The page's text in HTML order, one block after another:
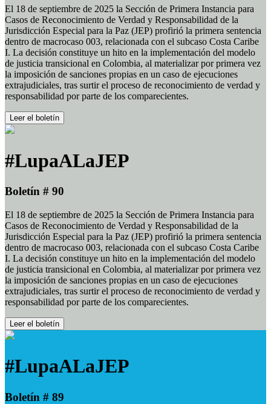
El 18 de septiembre de 2025 la Sección de Primera Instancia para
Casos de Reconocimiento de Verdad y Responsabilidad de la
Jurisdicción Especial para la Paz (JEP) profirió la primera sentencia
dentro de macrocaso 003, relacionada con el subcaso Costa Caribe
I. La decisión constituye un hito en la implementación del modelo
de justicia transicional en Colombia, al materializar por primera vez
la imposición de sanciones propias en un caso de ejecuciones
extrajudiciales, tras surtir el proceso de reconocimiento de verdad y
responsabilidad por parte de los comparecientes.
Leer el boletín
#LupaALaJEP
Boletín # 90
El 18 de septiembre de 2025 la Sección de Primera Instancia para
Casos de Reconocimiento de Verdad y Responsabilidad de la
Jurisdicción Especial para la Paz (JEP) profirió la primera sentencia
dentro de macrocaso 003, relacionada con el subcaso Costa Caribe
I. La decisión constituye un hito en la implementación del modelo
de justicia transicional en Colombia, al materializar por primera vez
la imposición de sanciones propias en un caso de ejecuciones
extrajudiciales, tras surtir el proceso de reconocimiento de verdad y
responsabilidad por parte de los comparecientes.
Leer el boletín
#LupaALaJEP
Boletín # 89